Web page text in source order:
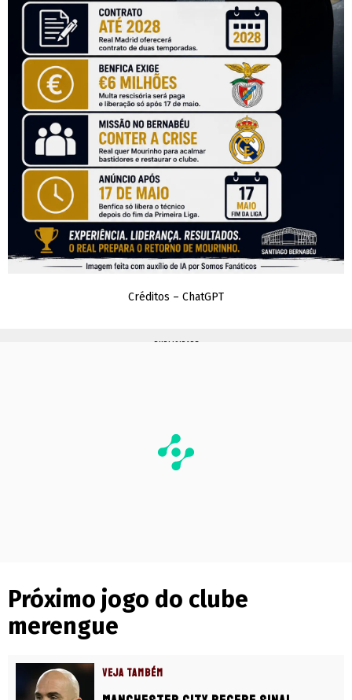
Créditos – ChatGPT
PUBLICIDADE
Próximo jogo do clube
merengue
VEJA TAMBÉM